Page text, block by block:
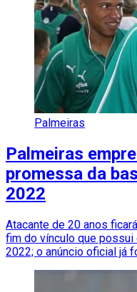
Palmeiras
Palmeiras
promessa da
2022
Atacante de 20 anos
fim do vínculo que
2022; o anúncio oficial já